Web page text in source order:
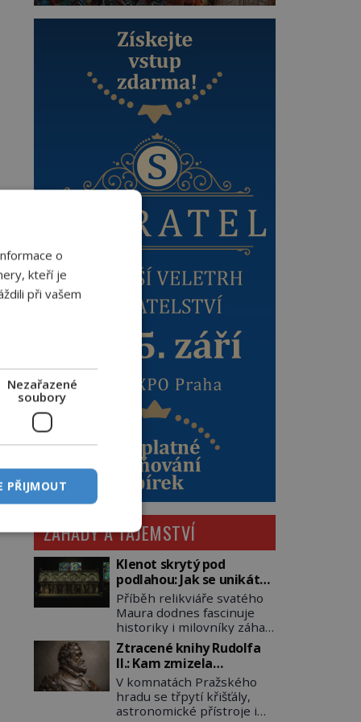
ZÁHADY A TAJEMSTVÍ
Klenot skrytý pod
podlahou: Jak se unikátní
románský poklad dostal
do zapadlého Bečova?
Příběh relikviáře svatého
Maura dodnes fascinuje
historiky i milovníky záhad
po celém světě. Tato
románská zlatnická
památka ze 13. století je
po českých korunovačních
klenotech druhým
nejcennějším movitým
Ztracené knihy Rudolfa
II.: Kam zmizela
nejzáhadnější knihovna
Evropy?
V komnatách Pražského
hradu se třpytí křišťály,
astronomické přístroje i
o
kteří je
při vašem
Nezařazené
soubory
PŘIJMOUT